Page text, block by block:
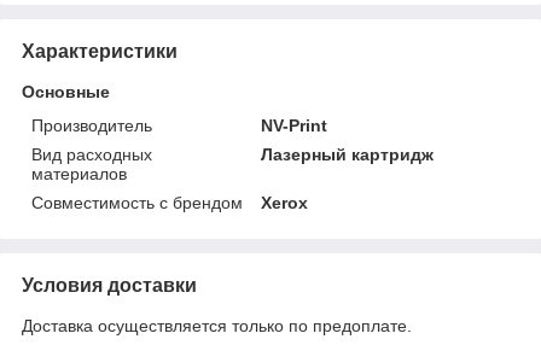
Характеристики
Основные
Производитель
NV-Print
Вид расходных
материалов
Лазерный картридж
Совместимость с брендом Xerox
Условия доставки
Доставка осуществляется только по предоплате.